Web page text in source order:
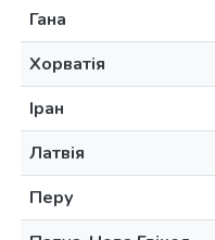
Гана
Хорватія
Іран
Латвія
Перу